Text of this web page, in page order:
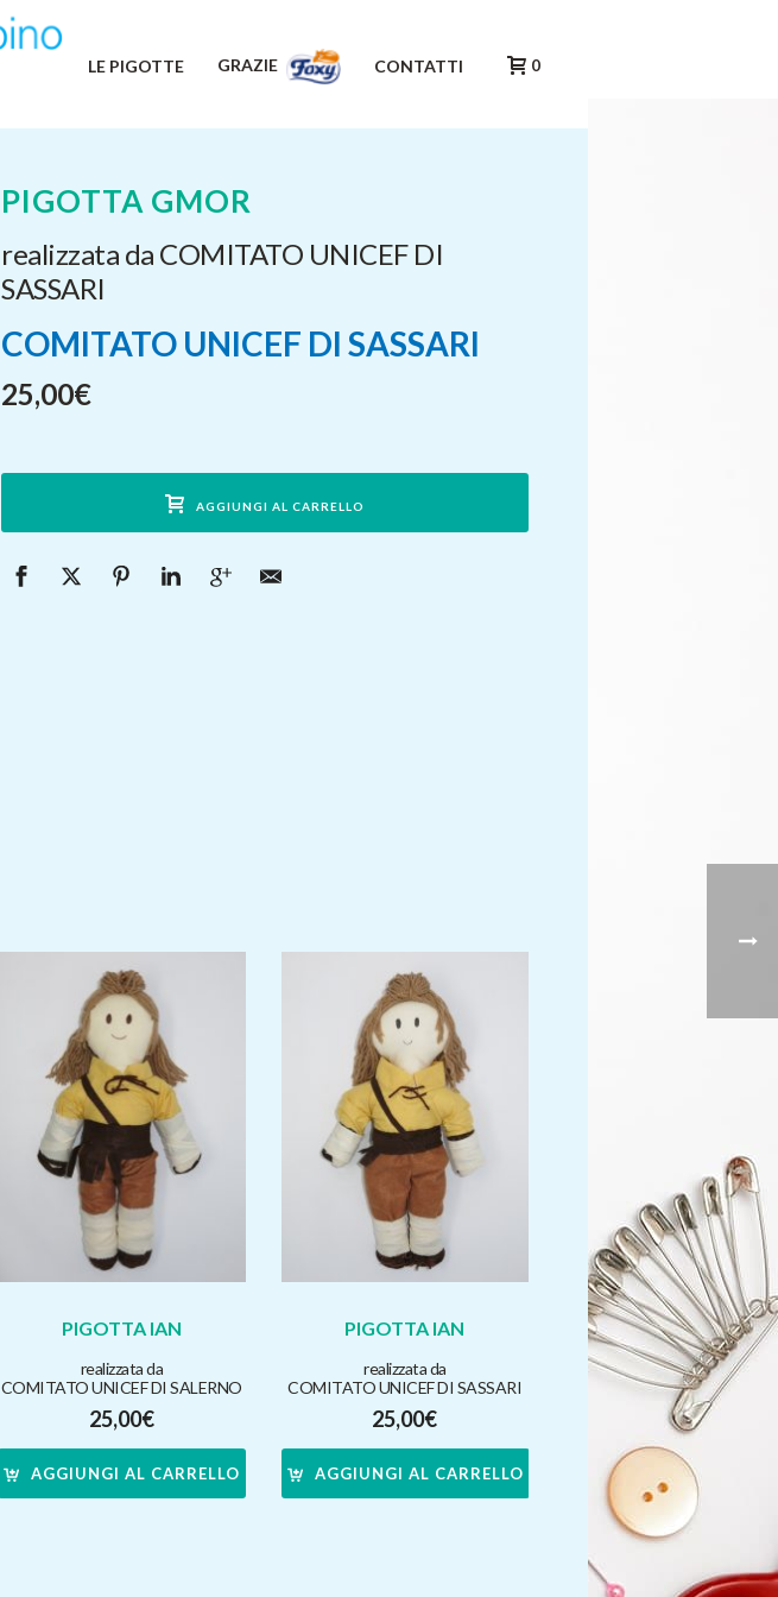
LE PIGOTTE GRAZIE CONTATTI 0
PIGOTTA GMOR
realizzata da COMITATO UNICEF DI
SASSARI
COMITATO UNICEF DI SASSARI
25,00€
AGGIUNGI AL CARRELLO
PIGOTTA IAN
realizzata da
COMITATO UNICEF DI SALERNO
25,00€
AGGIUNGI AL CARRELLO
PIGOTTA IAN
realizzata da
COMITATO UNICEF DI SASSARI
25,00€
AGGIUNGI AL CARRELLO